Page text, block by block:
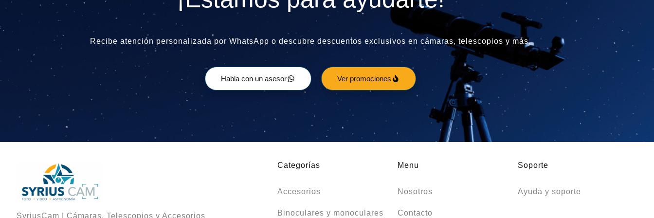
Recibe atención personalizada por WhatsApp o descubre descuentos exclusivos en cámaras, telescopios y más.
Habla con un asesor Ver promociones
SyriusCam | Cámaras, Telescopios y Accesorios
Categorías
Accesorios
Binoculares y monoculares
Menu
Nosotros
Contacto
Soporte
Ayuda y soporte